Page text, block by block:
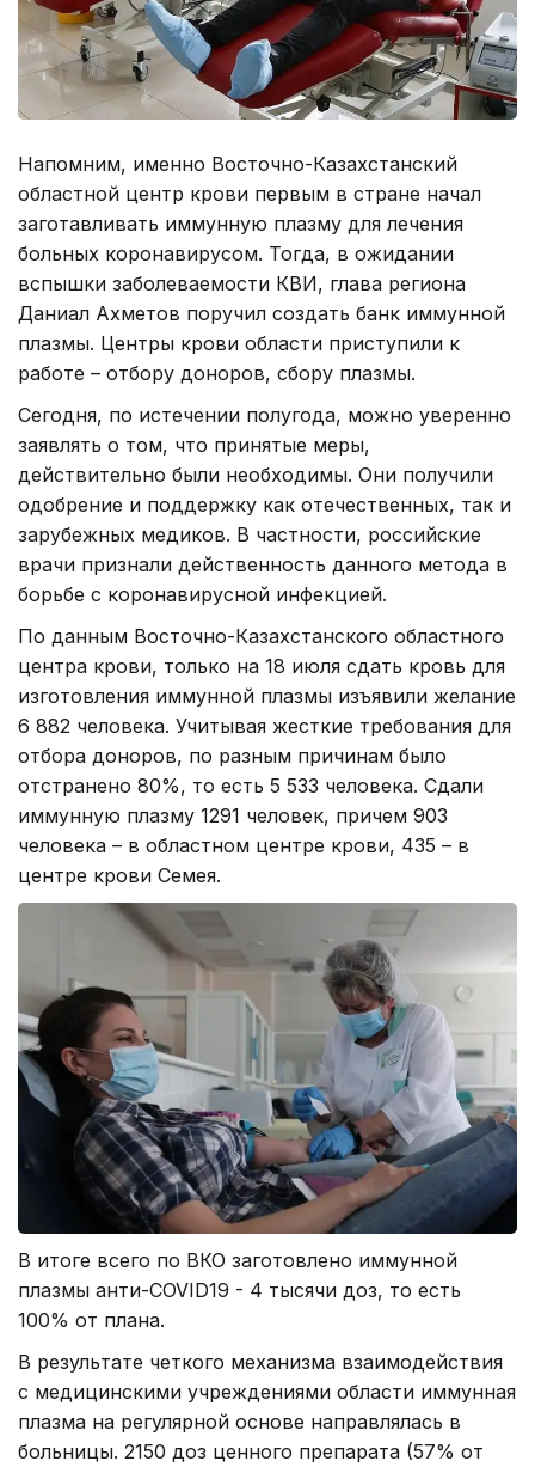
Напомним, именно Восточно-Казахстанский
областной центр крови первым в стране начал
заготавливать иммунную плазму для лечения
больных коронавирусом. Тогда, в ожидании
вспышки заболеваемости КВИ, глава региона
Даниал Ахметов поручил создать банк иммунной
плазмы. Центры крови области приступили к
работе – отбору доноров, сбору плазмы.
Сегодня, по истечении полугода, можно уверенно
заявлять о том, что принятые меры,
действительно были необходимы. Они получили
одобрение и поддержку как отечественных, так и
зарубежных медиков. В частности, российские
врачи признали действенность данного метода в
борьбе с коронавирусной инфекцией.
По данным Восточно-Казахстанского областного
центра крови, только на 18 июля сдать кровь для
изготовления иммунной плазмы изъявили желание
6 882 человека. Учитывая жесткие требования для
отбора доноров, по разным причинам было
отстранено 80%, то есть 5 533 человека. Сдали
иммунную плазму 1291 человек, причем 903
человека – в областном центре крови, 435 – в
центре крови Семея.
В итоге всего по ВКО заготовлено иммунной
плазмы анти-COVID19 - 4 тысячи доз, то есть
100% от плана.
В результате четкого механизма взаимодействия
с медицинскими учреждениями области иммунная
плазма на регулярной основе направлялась в
больницы. 2150 доз ценного препарата (57% от